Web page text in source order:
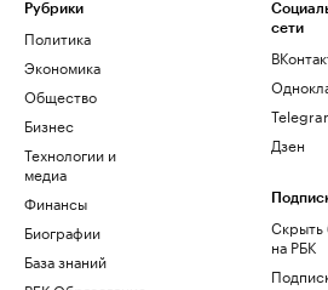
Рубрики
Политика
Экономика
Общество
Бизнес
Технологии и
медиа
Финансы
Биографии
База знаний
сети
Дзен
Скрыть
на РБК